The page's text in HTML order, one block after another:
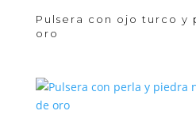
Pulsera con ojo turco y
oro